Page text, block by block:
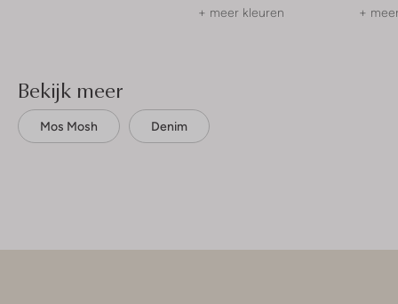
+ meer kleuren +
Bekijk meer
Mos Mosh Denim